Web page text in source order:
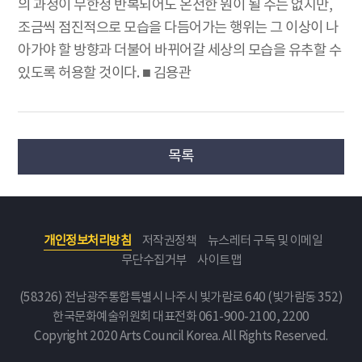
의 과정이 무한정 반복되어도 온전한 원이 될 수는 없지만,
조금씩 점진적으로 모습을 다듬어가는 행위는 그 이상이 나
아가야 할 방향과 더불어 바뀌어갈 세상의 모습을 유추할 수
있도록 허용할 것이다. ■ 김용관
목록
개인정보처리방침 저작권정책
뉴스레터 구독 및 이메일
무단수집거부
사이트맵
(58326) 전남광주통합특별시 나주시 빛가람로 640 (빛가람동 352)
한국문화예술위원회 대표전화 061-900-2100, 2200
Copyright 2020 Arts Council Korea. All Rights Reserved.